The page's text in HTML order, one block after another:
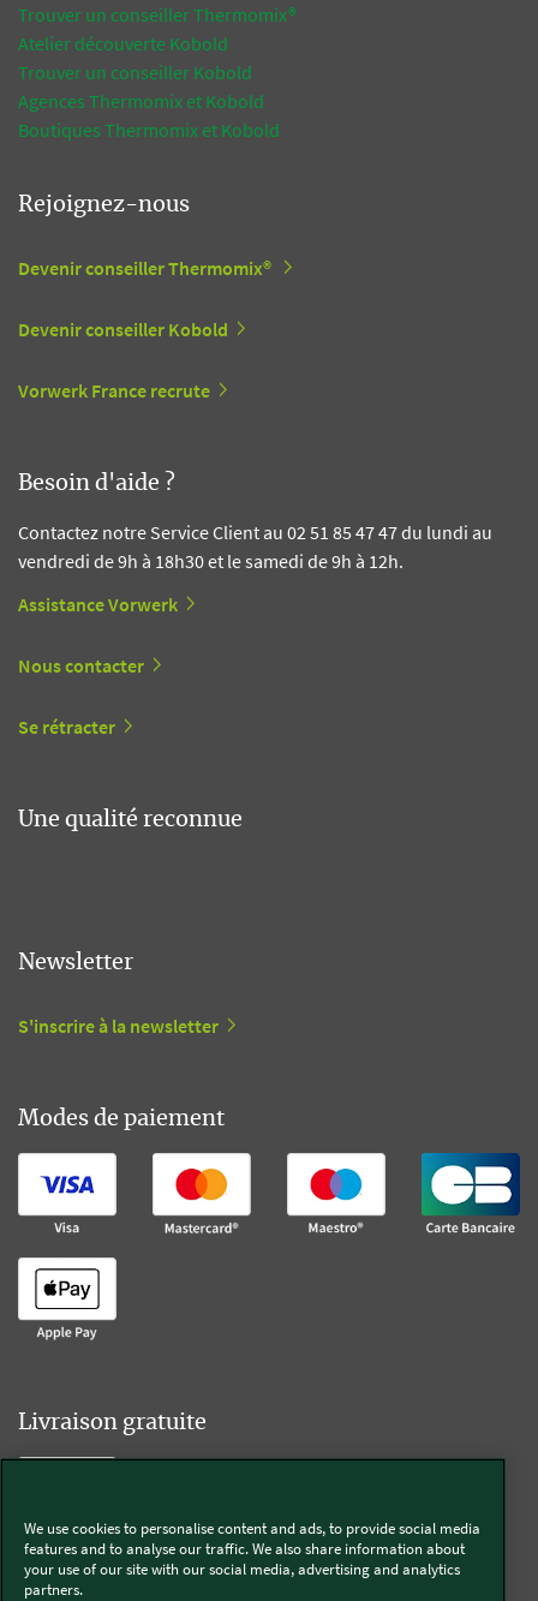
Trouver un conseiller Thermomix®
Atelier découverte Kobold
Trouver un conseiller Kobold
Agences Thermomix et Kobold
Boutiques Thermomix et Kobold
Rejoignez-nous
Devenir conseiller Thermomix®
Devenir conseiller Kobold
Vorwerk France recrute
Besoin d'aide ?
Contactez notre Service Client au 02 51 85 47 47 du lundi au
vendredi de 9h à 18h30 et le samedi de 9h à 12h.
Assistance Vorwerk
Nous contacter
Se rétracter
Une qualité reconnue
Newsletter
S'inscrire à la newsletter
Modes de paiement
Livraison gratuite
Livraison offerte sur l'e-shop dès 55€ d'achat.
We use cookies to personalise content and ads, to provide social media
features and to analyse our traffic. We also share information about
your use of our site with our social media, advertising and analytics
partners.